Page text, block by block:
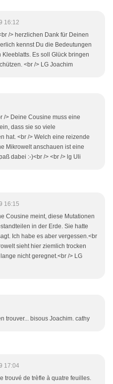
16:12
/> herzlichen Dank für Deinen
kennst Du die Bedeutungen
Es soll Glück bringen
<br /> LG Joachim
/> Deine Cousine muss eine
dass sie so viele
hat. <br /> Welch eine reizende
Mikrowelt anschauen ist eine
dabei :-)<br /> <br /> lg Uli
16:15
Cousine meint, diese Mutationen
in der Erde. Sie hatte
Ich habe es aber vergessen.<br
sieht hier ziemlich trocken
nicht geregnet.<br /> LG
trouver... bisous Joachim. cathy
17:04
trouvé de trèfle à quatre feuilles.